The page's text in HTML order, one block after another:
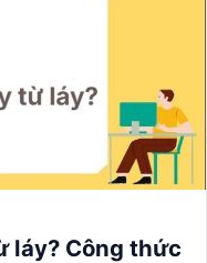
láy? Công thức